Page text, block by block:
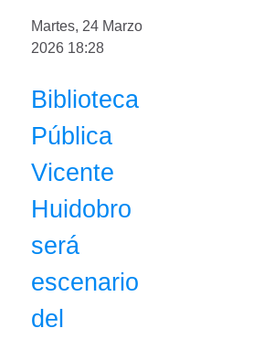
Martes, 24 Marzo
2026 18:28
Biblioteca
Pública
Vicente
Huidobro
será
escenario
del